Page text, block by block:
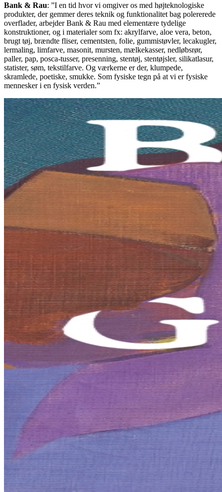
Bank & Rau: ”I en tid hvor vi omgiver os med højteknologiske
produkter, der gemmer deres teknik og funktionalitet bag polererede
overflader, arbejder Bank & Rau med elementære tydelige
konstruktioner, og i materialer som fx: akrylfarve, aloe vera, beton,
brugt tøj, brændte fliser, cementsten, folie, gummistøvler, lecakugler,
lermaling, limfarve, masonit, mursten, mælkekasser, nedløbsrør,
paller, pap, posca-tusser, presenning, stentøj, stentøjsler, silikatlasur,
statister, søm, tekstilfarve. Og værkerne er der, klumpede,
skramlede, poetiske, smukke. Som fysiske tegn på at vi er fysiske
mennesker i en fysisk verden.”